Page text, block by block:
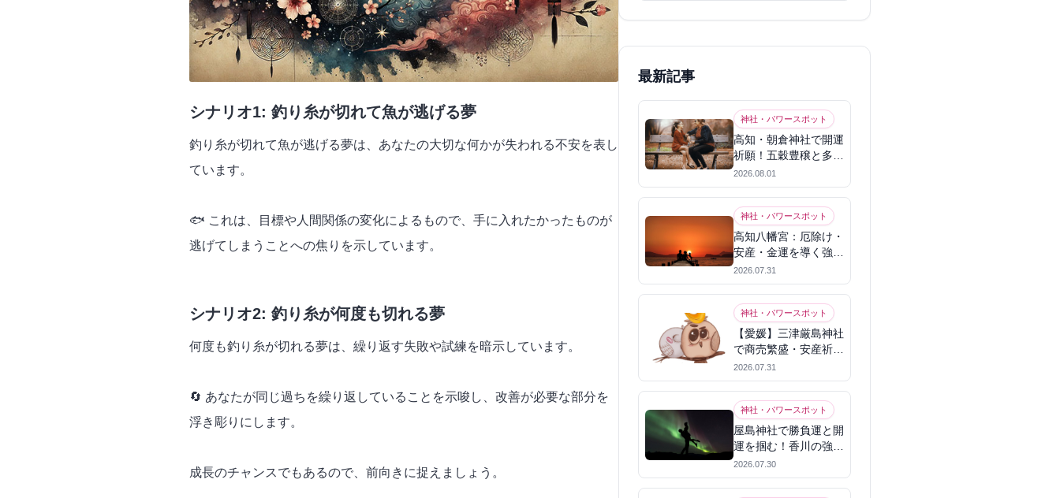
シナリオ1: 釣り糸が切れて魚が逃げる夢
釣り糸が切れて魚が逃げる夢は、あなたの大切な何かが失われる不安を表し
ています。
🐟 これは、目標や人間関係の変化によるもので、手に入れたかったものが
逃げてしまうことへの焦りを示しています。
シナリオ2: 釣り糸が何度も切れる夢
何度も釣り糸が切れる夢は、繰り返す失敗や試練を暗示しています。
🔄 あなたが同じ過ちを繰り返していることを示唆し、改善が必要な部分を
浮き彫りにします。
成長のチャンスでもあるので、前向きに捉えましょう。
最新記事
神社・パワースポット
高知・朝倉神社で開運
祈願！五穀豊穣と多幸
を呼ぶパワースポット
2026.08.01
神社・パワースポット
高知八幡宮：厄除け・
安産・金運を導く強力
パワースポット
2026.07.31
神社・パワースポット
【愛媛】三津厳島神社
で商売繁盛・安産祈
願！宗像三女神のパワ
ーを授かる
2026.07.31
神社・パワースポット
屋島神社で勝負運と開
運を掴む！香川の強力
パワースポット
2026.07.30